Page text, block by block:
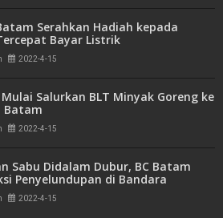
Serahkan Hadiah kepada
Bayar Listrik
2022-4-15
Salurkan BLT Minyak Goreng ke
Batam
2022-4-15
Sabu Didalam Dubur, BC Batam
Penyelundupan di Bandara
2022-4-15